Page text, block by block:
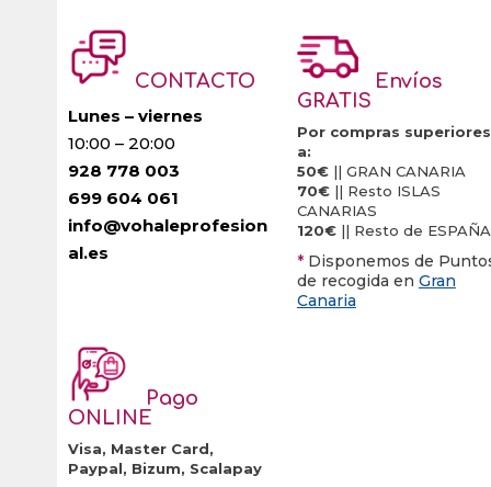
CONTACTO
Lunes – viernes
10:00 – 20:00
928 778 003
699 604 061
info@vohaleprofesion
al.es
Envíos
GRATIS
Por compras superiores
a:
50€|| GRAN CANARIA
70€|| Resto ISLAS
CANARIAS
120€|| Resto de ESPAÑA
* Disponemos de
de recogida en Gran
Canaria
Pago
ONLINE
Visa, Master Card,
Paypal, Bizum, Scalapay